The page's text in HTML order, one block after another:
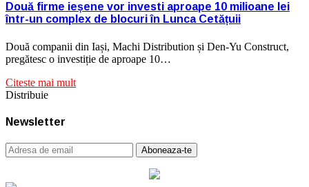
Două firme ieșene vor investi aproape 10 milioane lei
într-un complex de blocuri în Lunca Cetățuii
Două companii din Iași, Machi Distribution și Den-Yu Construct,
pregătesc o investiție de aproape 10…
Citeste mai mult
Distribuie
Newsletter